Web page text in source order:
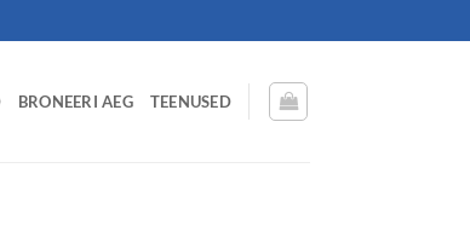
BRONEERI AEG TEENUSED